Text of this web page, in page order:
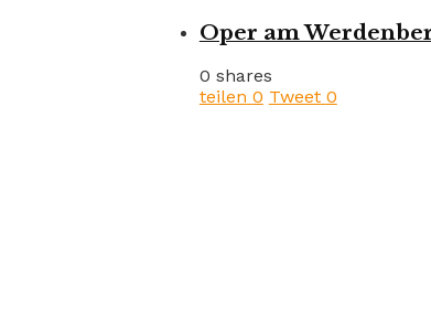
Oper am
0 shares
teilen 0 Tweet 0